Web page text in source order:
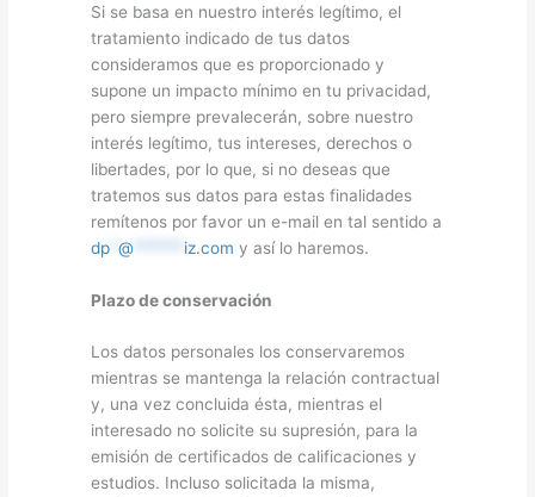
Si se basa en nuestro interés legítimo, el
tratamiento indicado de tus datos
consideramos que es proporcionado y
supone un impacto mínimo en tu privacidad,
pero siempre prevalecerán, sobre nuestro
interés legítimo, tus intereses, derechos o
libertades, por lo que, si no deseas que
tratemos sus datos para estas finalidades
remítenos por favor un e-mail en tal sentido a
dp* @ iz.com y así lo haremos.
Plazo de conservación
Los datos personales los conservaremos
mientras se mantenga la relación contractual
y, una vez concluida ésta, mientras el
interesado no solicite su supresión, para la
emisión de certificados de calificaciones y
estudios. Incluso solicitada la misma,